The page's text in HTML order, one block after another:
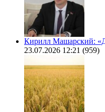
Кирилл Машарский:
23.07.2026 12:21 (959)